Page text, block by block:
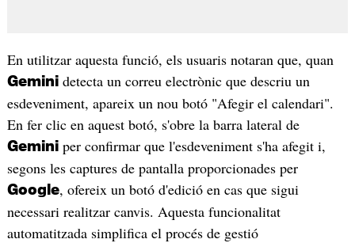
En utilitzar aquesta funció, els usuaris notaran que, quan
Geminidetecta un correu electrònic que descriu un
esdeveniment, apareix un nou botó "Afegir el calendari".
En fer clic en aquest botó, s'obre la barra lateral de
Geminiper confirmar que l'esdeveniment s'ha afegit i,
segons les captures de pantalla proporcionades per
Google, ofereix un botó d'edició en cas que sigui
necessari realitzar canvis. Aquesta funcionalitat
automatitzada simplifica el procés de gestió